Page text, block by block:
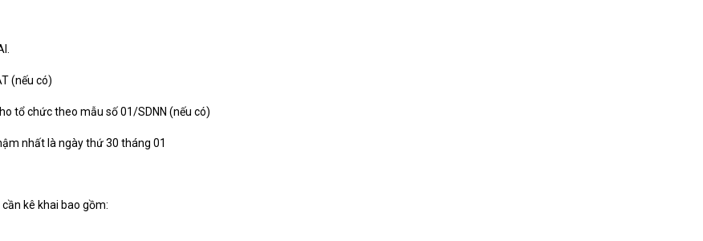
(nếu có)
tổ chức theo mẫu số 01/SDNN (nếu có)
nhất là ngày thứ 30 tháng 01
kê khai bao gồm: